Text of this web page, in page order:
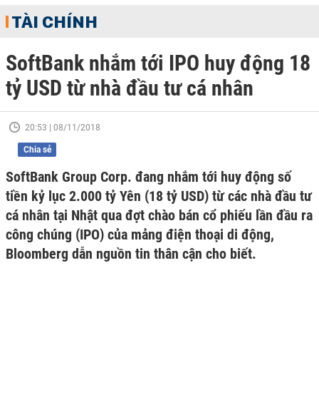
TÀI CHÍNH
SoftBank nhắm tới IPO huy động 18
tỷ USD từ nhà đầu tư cá nhân
20:53 | 08/11/2018
Chia sẻ
SoftBank Group Corp. đang nhắm tới huy động số
tiền kỷ lục 2.000 tỷ Yên (18 tỷ USD) từ các nhà đầu tư
cá nhân tại Nhật qua đợt chào bán cổ phiếu lần đầu ra
công chúng (IPO) của mảng điện thoại di động,
Bloomberg dẫn nguồn tin thân cận cho biết.